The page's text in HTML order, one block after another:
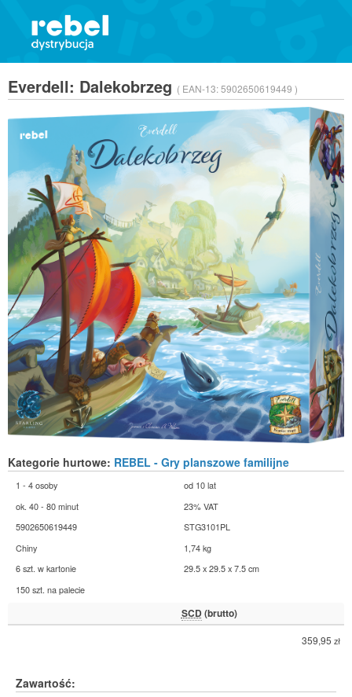
Everdell: Dalekobrzeg ( EAN-13:5902650619449 )
Kategorie hurtowe: REBEL - Gry planszowe familijne
1 - 4 osoby
od 10 lat
ok. 40 - 80 minut
23% VAT
5902650619449
STG3101PL
Chiny
1,74 kg
6 szt. w kartonie
29.5 x 29.5 x 7.5 cm
150 szt. na palecie
SCD (brutto)
359,95 zł
Zawartość: